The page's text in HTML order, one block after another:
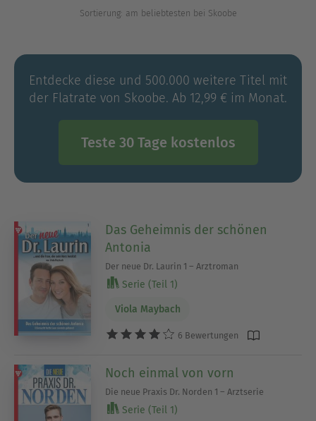
Neffe Alexander beginnt gerade sein
dass ein echter Norden in ihm steckt.
Ausblenden
Sortierung: am beliebtesten bei Skoobe
Entdecke diese und 500.000 weitere Titel mit
der Flatrate von Skoobe. Ab 12,99 € im Monat.
Teste 30 Tage kostenlos
Das Geheimnis der schönen
Antonia
Der neue Dr. Laurin 1 – Arztroman
Serie (Teil 1)
Viola Maybach
6 Bewertungen
Noch einmal von vorn
Die neue Praxis Dr. Norden 1 – Arztserie
Serie (Teil 1)